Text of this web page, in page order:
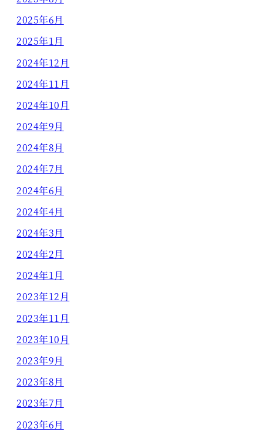
2025年6月
2025年1月
2024年12月
2024年11月
2024年10月
2024年9月
2024年8月
2024年7月
2024年6月
2024年4月
2024年3月
2024年2月
2024年1月
2023年12月
2023年11月
2023年10月
2023年9月
2023年8月
2023年7月
2023年6月